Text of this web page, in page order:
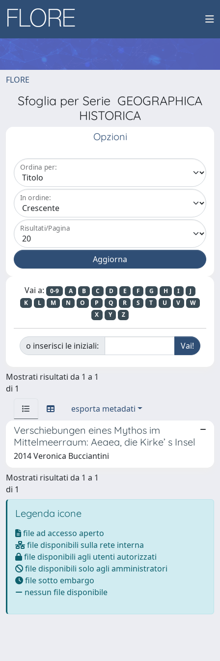
FLORE
Sfoglia per Serie GEOGRAPHICA
HISTORICA
Opzioni
Ordina per:
In ordine:
Risultati/Pagina
Vai a: 0-9 A B C D E F G H I
J
K
L M N O P Q R S T U V
W
X
Y Z
o inserisci le iniziali:
Mostrati risultati da 1 a 1
di 1
esporta metadati
Verschiebungen eines Mythos im
Mittelmeerraum: Aeaea, die Kirke’ s Insel
2014 Veronica Bucciantini
Mostrati risultati da 1 a 1
di 1
Legenda icone
file ad accesso aperto
file disponibili sulla rete interna
file disponibili agli utenti autorizzati
file disponibili solo agli amministratori
file sotto embargo
nessun file disponibile